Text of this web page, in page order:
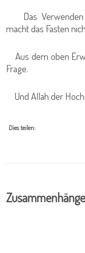
Das Verwenden
macht das Fasten
Aus dem oben
Frage.
Und Allah der
Dies teilen: